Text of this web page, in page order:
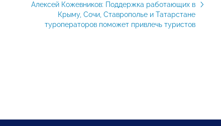
Алексей Кожевников: Поддержка работающих в
Крыму, Сочи, Ставрополье и Татарстане
туроператоров поможет привлечь туристов